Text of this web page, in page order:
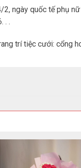
2, ngày quốc tế phụ
. .
trí tiệc cưới: cổng